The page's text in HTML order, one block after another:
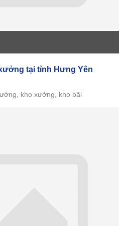
tại tỉnh Hưng Yên
kho xưởng, kho bãi